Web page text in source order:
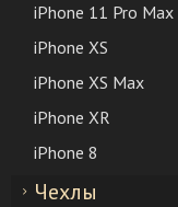
iPhone 11 Pro Max
iPhone XS
iPhone XS Max
iPhone XR
iPhone 8
Чехлы